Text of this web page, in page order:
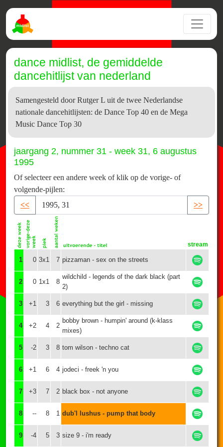
dance midlist, de gemiddelde
dancehitlijst van nederland
Samengesteld door Rutger L uit de twee Nederlandse
nationale dancehitlijsten: de Dance Top 40 en de Mega
Music Dance Top 30
jaargang 2, nummer 31 - week 31, 6 augustus
1995
Of selecteer een andere week of klik op de vorige- of
volgende-pijlen:
<<
>>
stream
1 0 3x1 7 pizzaman - sex on the streets
2 0 1x1 8
wildchild - legends of the dark black (part
2)
3 +1 3 6 everything but the girl - missing
4 +2 4 2
bobby brown - humpin' around (k-klass
mixes)
5 -2 3 8 tom wilson - techno cat
6 +1 6 4 jodeci - freek 'n you
7 +3 7 2 black box - not anyone
8 -- 8 1 dub'l lushus - pump that body
9 -4 5 3 size 9 - i'm ready